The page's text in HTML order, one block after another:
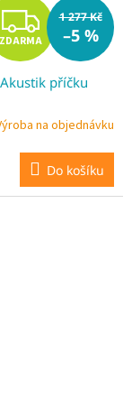
Z
D
A
R
M
ZDARMA
1 277 Kč
–5 %
příčku
na objednávku
Do košíku